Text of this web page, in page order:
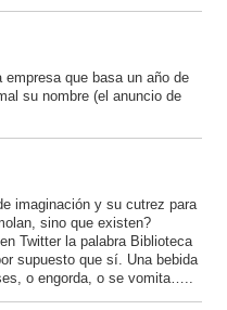
que basa un año de
su nombre (el anuncio de
imaginación y su cutrez para
sino que existen?
Twitter la palabra Biblioteca
supuesto que sí. Una bebida
o engorda, o se vomita…..